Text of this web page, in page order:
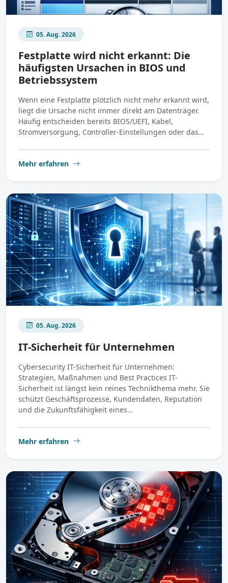
05. Aug. 2026
Festplatte wird nicht erkannt: Die
häufigsten Ursachen in BIOS und
Betriebssystem
Wenn eine Festplatte plötzlich nicht mehr erkannt wird,
liegt die Ursache nicht immer direkt am Datenträger.
Häufig entscheiden bereits BIOS/UEFI, Kabel,
Stromversorgung, Controller-Einstellungen oder das…
Mehr erfahren
05. Aug. 2026
IT-Sicherheit für Unternehmen
Cybersecurity IT-Sicherheit für Unternehmen:
Strategien, Maßnahmen und Best Practices IT-
Sicherheit ist längst kein reines Technikthema mehr. Sie
schützt Geschäftsprozesse, Kundendaten, Reputation
und die Zukunftsfähigkeit eines…
Mehr erfahren